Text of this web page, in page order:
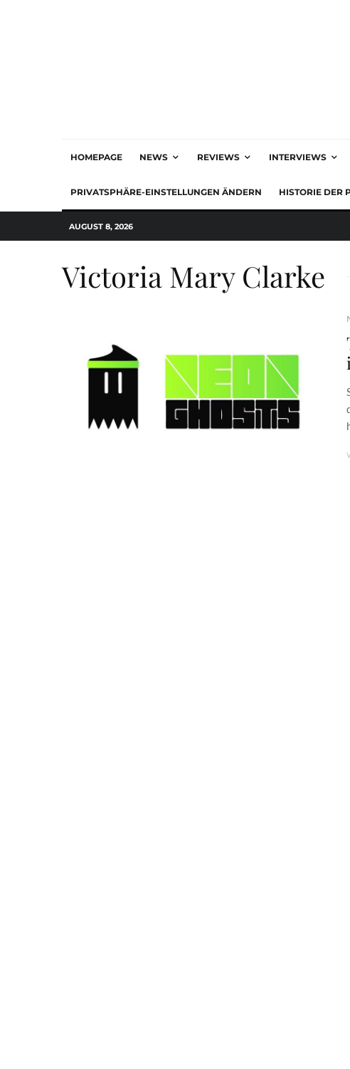
HOMEPAGE NEWS REVIEWS INTERVIEWS
PRIVATSPHÄRE-EINSTELLUNGEN ÄNDERN HISTORIE DER
AUGUST 8, 2026
Victoria Mary Clarke